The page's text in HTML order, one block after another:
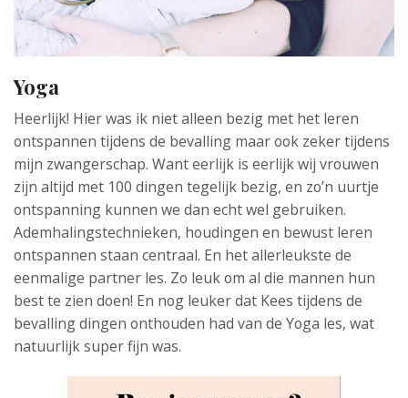
Yoga
Heerlijk! Hier was ik niet alleen bezig met het leren
ontspannen tijdens de bevalling maar ook zeker tijdens
mijn zwangerschap. Want eerlijk is eerlijk wij vrouwen
zijn altijd met 100 dingen tegelijk bezig, en zo’n uurtje
ontspanning kunnen we dan echt wel gebruiken.
Ademhalingstechnieken, houdingen en bewust leren
ontspannen staan centraal. En het allerleukste de
eenmalige partner les. Zo leuk om al die mannen hun
best te zien doen! En nog leuker dat Kees tijdens de
bevalling dingen onthouden had van de Yoga les, wat
natuurlijk super fijn was.